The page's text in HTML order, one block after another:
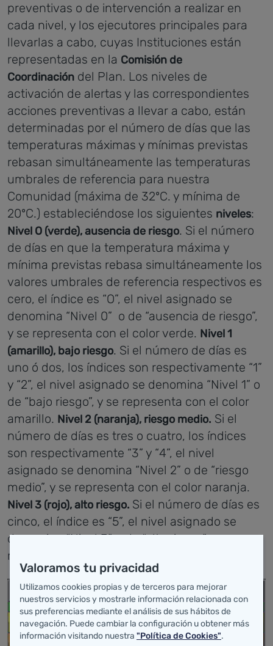
preventivas o de intervención a realizar en
cada nivel, y los ejecutores principales para
llevarlas a cabo, cuyas Instituciones están
representadas en la Comisión de
Coordinación del Plan. Los niveles de
activación de alertas y las correspondientes
acciones preventivas a llevar a cabo, están
determinadas por el número de días que las
temperaturas máximas y mínimas previstas
rebasan simultáneamente las temperaturas
umbrales de referencia para nuestra
Comunidad (máxima de 32ºC. y mínima de
20ºC.) estableciéndose los siguientes niveles:
Nivel O (verde), ausencia de riesgo. Si el número
de días en que la temperatura máxima y
mínima previstas rebasa simultáneamente los
valores umbrales de referencia respectivos es
cero, el índice es “O”, el nivel asignado se
denomina “Nivel 0” o de “ausencia de riesgo”,
y se representa con el color verde. Nivel 1
(amarillo), bajo riesgo. Si el número de días es
uno ó dos, los índices son respectivamente “1”
y “2”, el nivel asignado se denomina “Nivel 1” o
de “bajo riesgo”, y se representa con el color
amarillo. Nivel 2 (naranja), riesgo medio. Si el
número de días es tres o cuatro, los índices
son respectivamente “3” y “4”, el nivel
asignado se denomina “Nivel 2” o de “riesgo
medio”, y se representa con el color naranja.
Nivel 3 (rojo), alto riesgo. Si el número de días es
cinco, el índice es “5”, el nivel asignado se
denomina “Nivel 3” o de “alto riesgo”, y se
representa con el color rojo.
Valoramos tu privacidad
Utilizamos cookies propias y de terceros para mejorar
nuestros servicios y mostrarle información relacionada con
sus preferencias mediante el análisis de sus hábitos de
navegación. Puede cambiar la configuración u obtener más
información visitando nuestra "Política de Cookies".